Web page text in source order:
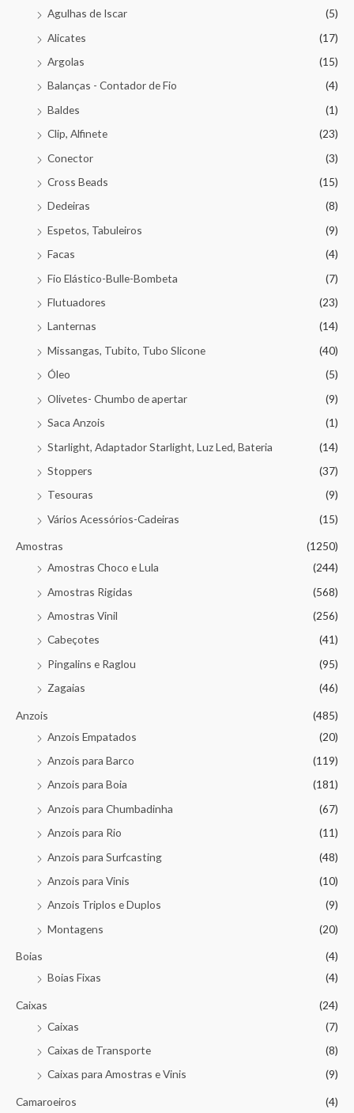
Agulhas de Iscar
(5)
Alicates
(17)
Argolas
(15)
Balanças - Contador de Fio
(4)
Baldes
(1)
Clip, Alfinete
(23)
Conector
(3)
Cross Beads
(15)
Dedeiras
(8)
Espetos, Tabuleiros
(9)
Facas
(4)
Fio Elástico-Bulle-Bombeta
(7)
Flutuadores
(23)
Lanternas
(14)
Missangas, Tubito, Tubo Slicone
(40)
Óleo
(5)
Olivetes- Chumbo de apertar
(9)
Saca Anzois
(1)
Starlight, Adaptador Starlight, Luz Led, Bateria
(14)
Stoppers
(37)
Tesouras
(9)
Vários Acessórios-Cadeiras
(15)
Amostras
(1250)
Amostras Choco e Lula
(244)
Amostras Rigidas
(568)
Amostras Vinil
(256)
Cabeçotes
(41)
Pingalins e Raglou
(95)
Zagaias
(46)
Anzois
(485)
Anzois Empatados
(20)
Anzois para Barco
(119)
Anzois para Boia
(181)
Anzois para Chumbadinha
(67)
Anzois para Rio
(11)
Anzois para Surfcasting
(48)
Anzois para Vinis
(10)
Anzois Triplos e Duplos
(9)
Montagens
(20)
Boias
(4)
Boias Fixas
(4)
Caixas
(24)
Caixas
(7)
Caixas de Transporte
(8)
Caixas para Amostras e Vinis
(9)
Camaroeiros (4)